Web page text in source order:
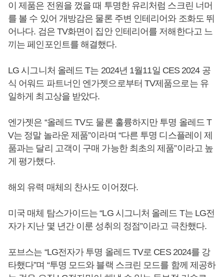
이 제품은 전원을 껐을 때 투명한 유리처럼 스크린 너머
를 볼 수 있어 개방감은 물론 주변 인테리어와 조화도 뛰
어나다. 검은 TV화면이 집안 인테리어를 저해한다고 느
끼는 페인포인트를 해결했다.
LG 시그니처 올레드 T는 2024년 1월11일 CES 2024 공
식 어워드 파트너인 엔가젯으로부터 TV제품으로는 유
일하게 최고상을 받았다.
엔가젯은 “올레드 TV도 물론 훌륭하지만 투명 올레드 T
V는 정말 놀라운 제품”이라며 “다른 투명 디스플레이 제
품과는 달리 고객이 구매 가능한 최초의 제품”이라고 높
게 평가했다.
해외 유력 매체의 찬사도 이어졌다.
미국 매체 탐스가이드는 “LG 시그니처 올레드 T는 LG전
자가 지난 몇 년간 이룬 성취의 정점”이라고 극찬했다.
포브스는 “LG전자가 투명 올레드 TV로 CES 2024를 강
타했다”며 “투명 모드와 블랙 스크린 모드를 함께 제공하